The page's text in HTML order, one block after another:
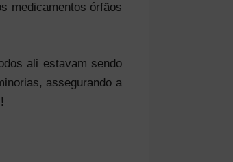
medicamentos órfãos
ali estavam sendo
assegurando a